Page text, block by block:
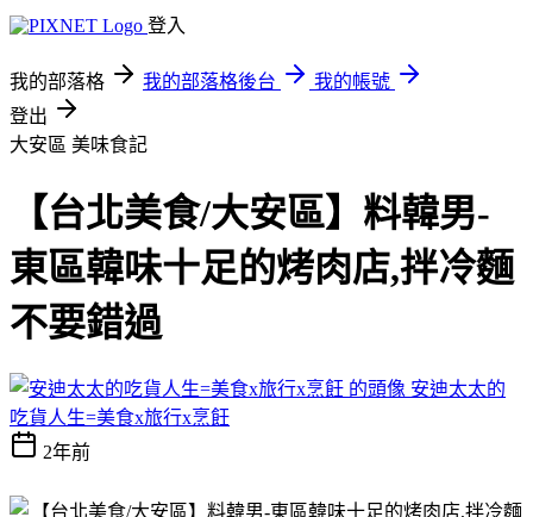
登入
我的部落格 我的部落格後台
我的帳號
登出
大安區 美味食記
【台北美食/大安區】料韓男-
東區韓味十足的烤肉店,拌冷麵
不要錯過
安迪太太的
吃貨人生=美食x旅行x烹飪
2年前